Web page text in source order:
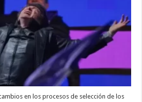
en los procesos de selección de los